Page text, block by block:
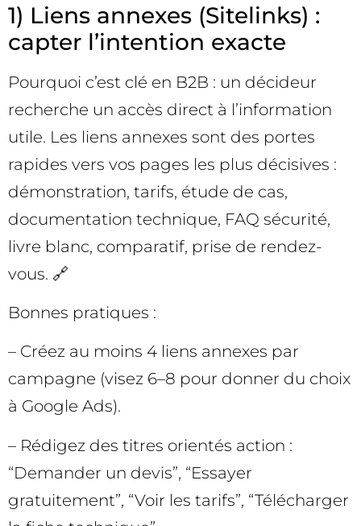
1) Liens annexes (Sitelinks) :
capter l’intention exacte
Pourquoi c’est clé en B2B : un décideur
recherche un accès direct à l’information
utile. Les liens annexes sont des portes
rapides vers vos pages les plus décisives :
démonstration, tarifs, étude de cas,
documentation technique, FAQ sécurité,
livre blanc, comparatif, prise de rendez-
vous. 🔗
Bonnes pratiques :
– Créez au moins 4 liens annexes par
campagne (visez 6–8 pour donner du choix
à Google Ads).
– Rédigez des titres orientés action :
“Demander un devis”, “Essayer
gratuitement”, “Voir les tarifs”, “Télécharger